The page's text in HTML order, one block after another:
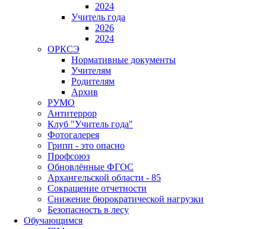
2024
Учитель года
2026
2024
ОРКСЭ
Нормативные документы
Учителям
Родителям
Архив
РУМО
Антитеррор
Клуб "Учитель года"
Фотогалерея
Грипп - это опасно
Профсоюз
Обновлённые ФГОС
Архангельской области - 85
Сокращение отчетности
Снижение бюрократической нагрузки
Безопасность в лесу
Обучающимся